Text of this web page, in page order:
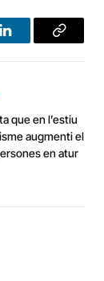
LinkedInCopy
que en l’estiu
augmenti el
en atur